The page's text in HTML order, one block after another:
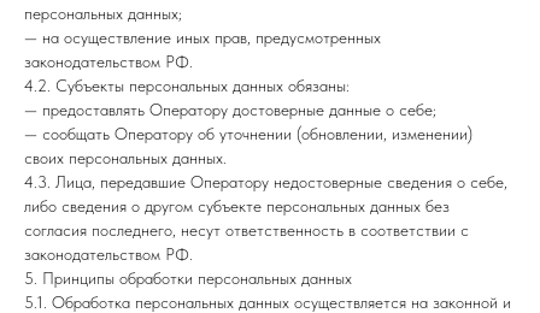
персональных данных;
— на осуществление иных прав, предусмотренных
законодательством РФ.
4.2. Субъекты персональных данных обязаны:
— предоставлять Оператору достоверные данные о себе;
— сообщать Оператору об уточнении (обновлении, изменении)
своих персональных данных.
4.3. Лица, передавшие Оператору недостоверные сведения о себе,
либо сведения о другом субъекте персональных данных без
согласия последнего, несут ответственность в соответствии с
законодательством РФ.
5. Принципы обработки персональных данных
5.1. Обработка персональных данных осуществляется на законной и